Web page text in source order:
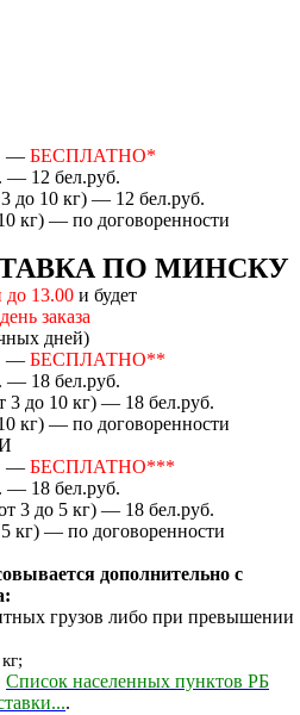
— БЕСПЛАТНО*
— 12 бел.руб.
до 10 кг) — 12 бел.руб.
кг) — по договоренности
ПО МИНСКУ
до 13.00 и будет
заказа
дней)
— БЕСПЛАТНО**
— 18 бел.руб.
3 до 10 кг) — 18 бел.руб.
кг) — по договоренности
— БЕСПЛАТНО***
— 18 бел.руб.
3 до 5 кг) — 18 бел.руб.
кг) — по договоренности
дополнительно с
грузов либо при превышении
Список населенных пунктов РБ
.